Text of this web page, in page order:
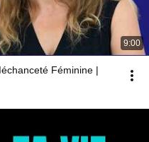
9:00
Féminine |